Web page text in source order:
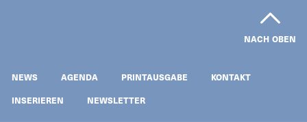
NACH OBEN
NEWS AGENDA PRINTAUSGABE
KONTAKT
INSERIEREN
NEWSLETTER